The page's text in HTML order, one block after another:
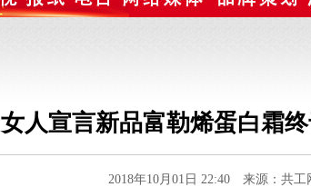
女人宣言新品富勒烯蛋白霜终
2018年10月01日 22:40 来源：共工